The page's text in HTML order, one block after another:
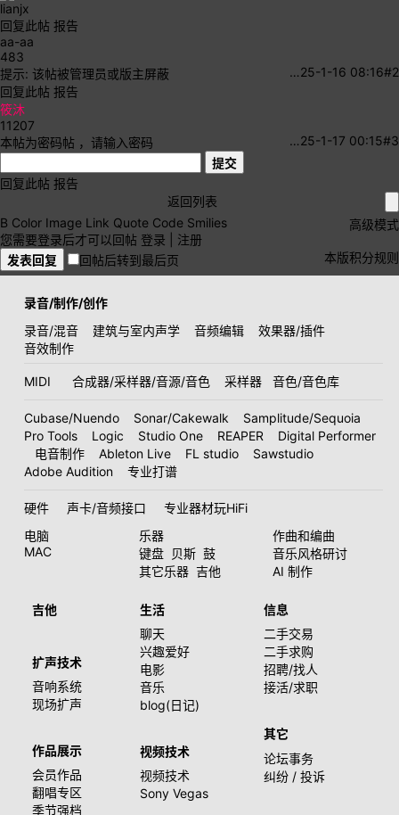
lianjx
回复此帖 报告
aa-aa
483
#2
25-1-16 08:16
…
提示: 该帖被管理员或版主屏蔽
回复此帖 报告
筱沐
11207
#3
25-1-17 00:15
…
本帖为密码帖 ，请输入密码
提交
回复此帖 报告
返回列表
高级模式
B Color Image Link Quote Code Smilies
您需要登录后才可以回帖 登录
注册
本版积分规则
发表回复 回帖后转到最后页
录音/制作/创作
录音/混音
建筑与室内声学 音频编辑
效果器/插件
音效制作
MIDI 合成器/采样器/音源/音色 采样器 音色/音色库
Cubase/Nuendo Sonar/Cakewalk
Samplitude/Sequoia
Pro Tools
Logic Studio One REAPER
Digital Performer
电音制作
Ableton Live FL studio
Sawstudio
Adobe Audition
专业打谱
硬件 声卡/音频接口
专业器材玩HiFi
电脑
MAC
乐器
键盘 贝斯 鼓
其它乐器 吉他
作曲和编曲
音乐风格研讨
AI 制作
吉他
扩声技术
音响系统
现场扩声
作品展示
会员作品
翻唱专区
季节强档
生活
聊天
兴趣爱好
电影
音乐
blog(日记)
视频技术
视频技术
Sony Vegas
信息
二手交易
二手求购
招聘/找人
接活/求职
其它
论坛事务
纠纷 / 投诉